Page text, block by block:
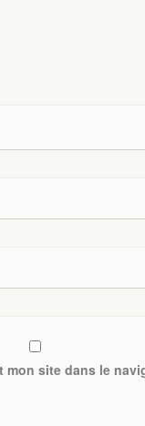
mon site dans le